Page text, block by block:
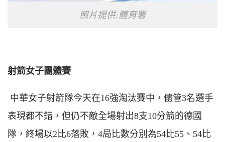
照片提供:體育署
射箭女子團體賽
中華女子射箭隊今天在16強淘汰賽中，儘管3名選手
表現都不錯，但仍不敵全場射出8支10分箭的德國
隊，終場以2比6落敗，4局比數分別為54比55、54比